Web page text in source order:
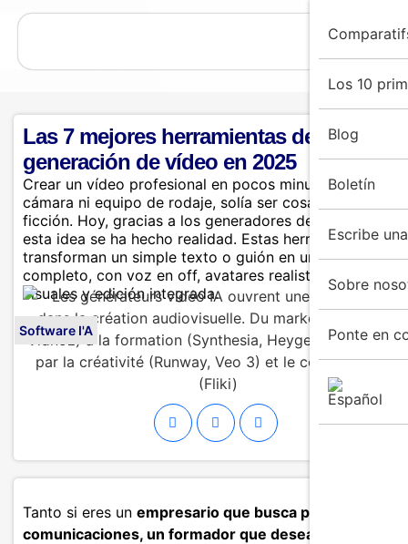
Los 10
Blog
Boletín
Escribe
Sobre
Ponte en
Las 7 mejores herramientas de IA para la
generación de vídeo en 2025
Crear un vídeo profesional en pocos minutos, sin
cámara ni equipo de rodaje, solía ser cosa de ciencia
ficción. Hoy, gracias a los generadores de vídeo con IA,
esta idea se ha hecho realidad. Estas herramientas
transforman un simple texto o guión en un vídeo
completo, con voz en off, avatares realistas, efectos
visuales y edición integrada.
Software I'A
Tanto si eres un empresario que busca potenciar sus
comunicaciones, un formador que desea crear